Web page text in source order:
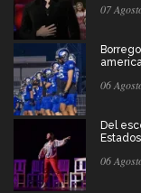
07
06
Del
06